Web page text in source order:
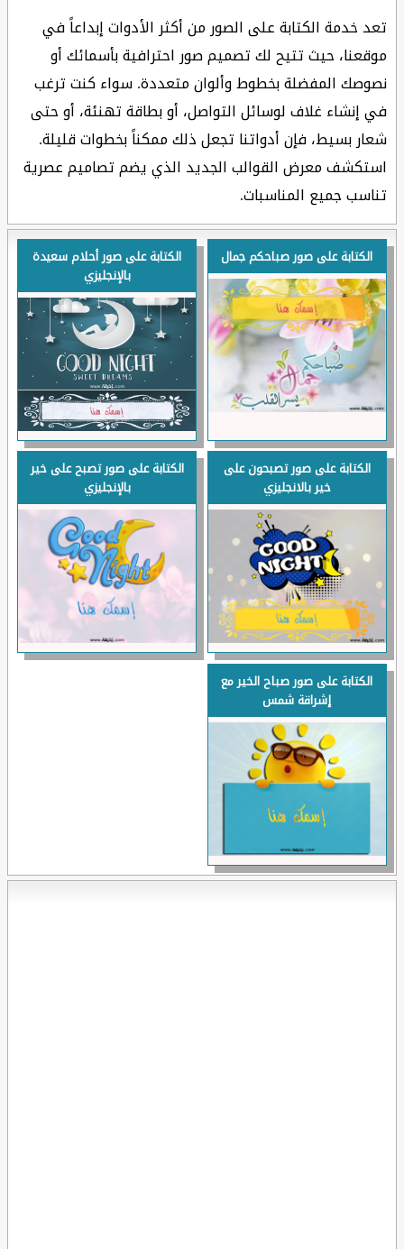
تعد خدمة الكتابة على الصور من أكثر الأدوات إبداعاً في
موقعنا، حيث تتيح لك تصميم صور احترافية بأسمائك أو
نصوصك المفضلة بخطوط وألوان متعددة. سواء كنت ترغب
في إنشاء غلاف لوسائل التواصل، أو بطاقة تهنئة، أو حتى
شعار بسيط، فإن أدواتنا تجعل ذلك ممكناً بخطوات قليلة.
استكشف معرض القوالب الجديد الذي يضم تصاميم عصرية
تناسب جميع المناسبات.
الكتابة على صور صباحكم جمال
الكتابة على صور أحلام سعيدة
بالإنجليزي
الكتابة على صور تصبحون على
خير بالانجليزي
الكتابة على صور تصبح على خير
بالإنجليزي
الكتابة على صور صباح الخير مع
إشراقة شمس